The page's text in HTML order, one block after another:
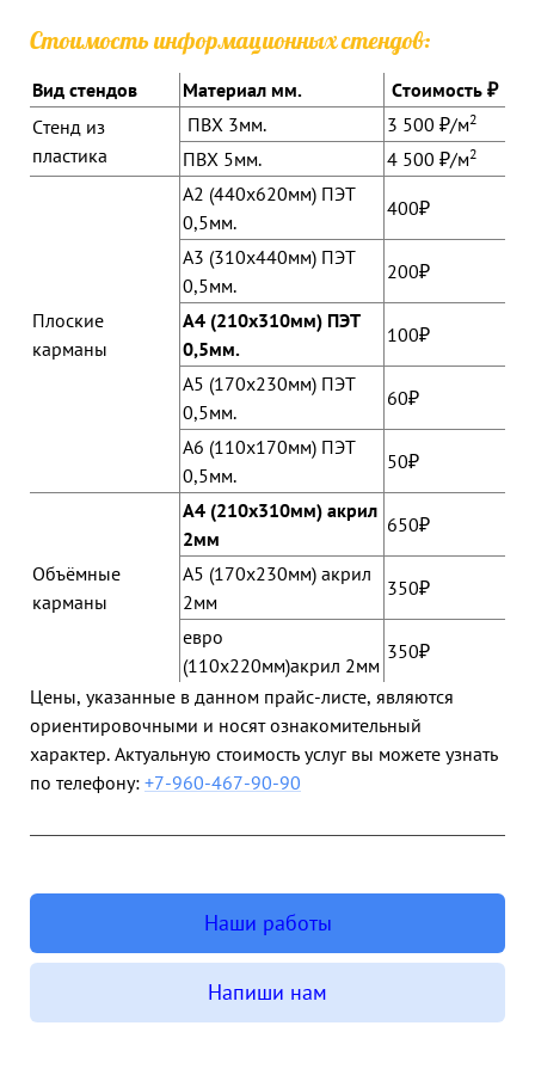
Стоимость информационных стендов:
Вид стендов Материал мм.
Стоимость ₽
Стенд из
пластика
ПВХ 3мм. 3 500 ₽/м2
ПВХ 5мм. 4 500 ₽/м2
Плоские
карманы
А2 (440х620мм) ПЭТ
0,5мм.
400₽
А3 (310х440мм) ПЭТ
0,5мм.
200₽
А4 (210х310мм) ПЭТ
0,5мм.
100₽
А5 (170х230мм) ПЭТ
0,5мм.
60₽
А6 (110х170мм) ПЭТ
0,5мм.
50₽
Объёмные
карманы
А4 (210х310мм) акрил
2мм
650₽
А5 (170х230мм) акрил
2мм
350₽
евро
(110х220мм)акрил 2мм
350₽
Цены, указанные в данном прайс-листе, являются
ориентировочными и носят ознакомительный
характер. Актуальную стоимость услуг вы можете узнать
по телефону: +7-960-467-90-90
Наши работы
Напиши нам